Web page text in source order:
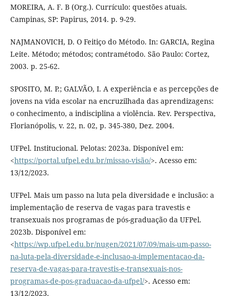
MOREIRA, A. F. B (Org.). Currículo: questões atuais.
Campinas, SP: Papirus, 2014. p. 9-29.
NAJMANOVICH, D. O Feitiço do Método. In: GARCIA, Regina
Leite. Método; métodos; contramétodo. São Paulo: Cortez,
2003. p. 25-62.
SPOSITO, M. P.; GALVÃO, I. A experiência e as percepções de
jovens na vida escolar na encruzilhada das aprendizagens:
o conhecimento, a indisciplina a violência. Rev. Perspectiva,
Florianópolis, v. 22, n. 02, p. 345-380, Dez. 2004.
UFPel. Institucional. Pelotas: 2023a. Disponível em:
<https://portal.ufpel.edu.br/missao-visão/>. Acesso em:
13/12/2023.
UFPel. Mais um passo na luta pela diversidade e inclusão: a
implementação de reserva de vagas para travestis e
transexuais nos programas de pós-graduação da UFPel.
2023b. Disponível em:
<https://wp.ufpel.edu.br/nugen/2021/07/09/mais-um-passo-
na-luta-pela-diversidade-e-inclusao-a-implementacao-da-
reserva-de-vagas-para-travestis-e-transexuais-nos-
programas-de-pos-graduacao-da-ufpel/>. Acesso em:
13/12/2023.